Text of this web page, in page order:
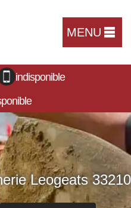
MENU
indisponible
Leogeats 33210